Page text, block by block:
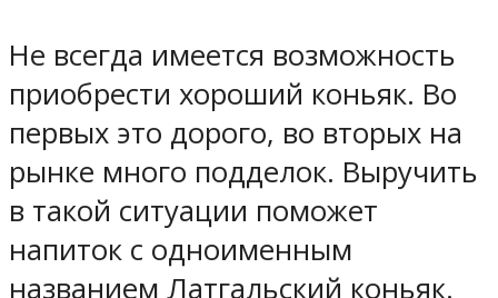
Не всегда имеется возможность
приобрести хороший коньяк. Во
первых это дорого, во вторых на
рынке много подделок. Выручить
в такой ситуации поможет
напиток с одноименным
названием Латгальский коньяк.